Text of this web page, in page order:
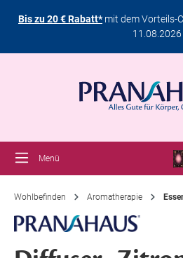
Bis zu 20 € Rabatt*mit dem Vorteils-
11.08.2026
Menü
Wohlbefinden Aromatherapie